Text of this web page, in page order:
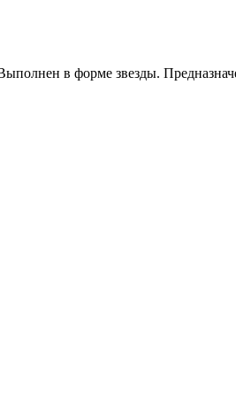
в форме звезды.